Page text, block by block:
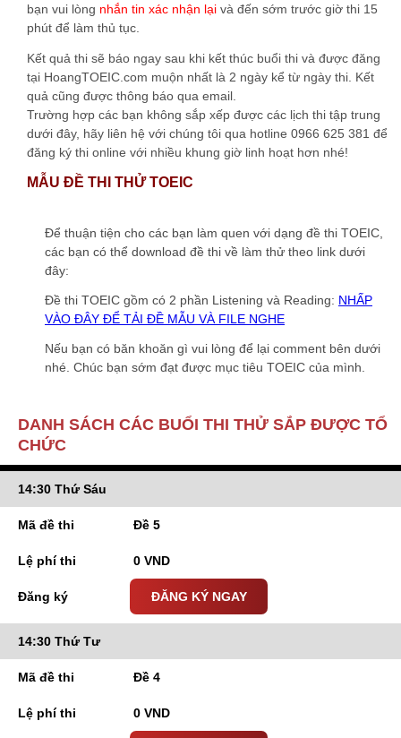
bạn vui lòng nhắn tin xác nhận lại và đến sớm trước giờ thi 15
phút để làm thủ tục.
Kết quả thi sẽ báo ngay sau khi kết thúc buổi thi và được đăng
tại HoangTOEIC.com muộn nhất là 2 ngày kể từ ngày thi. Kết
quả cũng được thông báo qua email.
Trường hợp các bạn không sắp xếp được các lịch thi tập trung
dưới đây, hãy liên hệ với chúng tôi qua hotline 0966 625 381 để
đăng ký thi online với nhiều khung giờ linh hoạt hơn nhé!
MẪU ĐỀ THI THỬ TOEIC
Để thuận tiện cho các bạn làm quen với dạng đề thi TOEIC,
các bạn có thể download đề thi về làm thử theo link dưới
đây:
Đề thi TOEIC gồm có 2 phần Listening và Reading: NHẤP
VÀO ĐÂY ĐỂ TẢI ĐỀ MẪU VÀ FILE NGHE
Nếu bạn có băn khoăn gì vui lòng để lại comment bên dưới
nhé. Chúc bạn sớm đạt được mục tiêu TOEIC của mình.
DANH SÁCH CÁC BUỔI THI THỬ SẮP ĐƯỢC TỔ
CHỨC
14:30 Thứ Sáu
Đề 5
0 VND
ĐĂNG KÝ NGAY
14:30 Thứ Tư
Đề 4
0 VND